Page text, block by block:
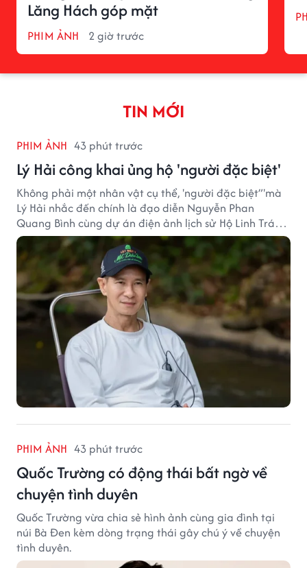
Lăng Hách góp mặt
PHIM ẢNH 2 giờ trước
TIN MỚI
PHIM ẢNH 43 phút trước
Lý Hải công khai ủng hộ 'người đặc biệt'
Không phải một nhân vật cụ thể, 'người đặc biệt”'mà
Lý Hải nhắc đến chính là đạo diễn Nguyễn Phan
Quang Bình cùng dự án điện ảnh lịch sử Hộ Linh Tráng
Sĩ: Bí Ẩn Mộ Vua Đinh.
PHIM ẢNH 43 phút trước
Quốc Trường có động thái bất ngờ về
chuyện tình duyên
Quốc Trường vừa chia sẻ hình ảnh cùng gia đình tại
núi Bà Đen kèm dòng trạng thái gây chú ý về chuyện
tình duyên.